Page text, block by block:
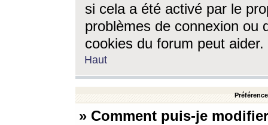
si cela a été activé par le
problèmes de connexion ou
cookies du forum peut aider.
Haut
» Comment puis-je